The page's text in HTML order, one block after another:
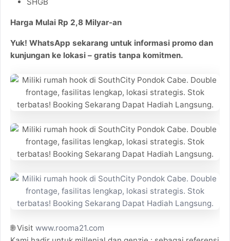
SHGB
Harga Mulai Rp 2,8 Milyar-an
Yuk! WhatsApp sekarang untuk informasi promo dan
kunjungan ke lokasi – gratis tanpa komitmen.
🌐 Visit www.rooma21.com